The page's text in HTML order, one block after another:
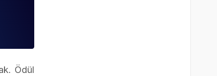
Ödül